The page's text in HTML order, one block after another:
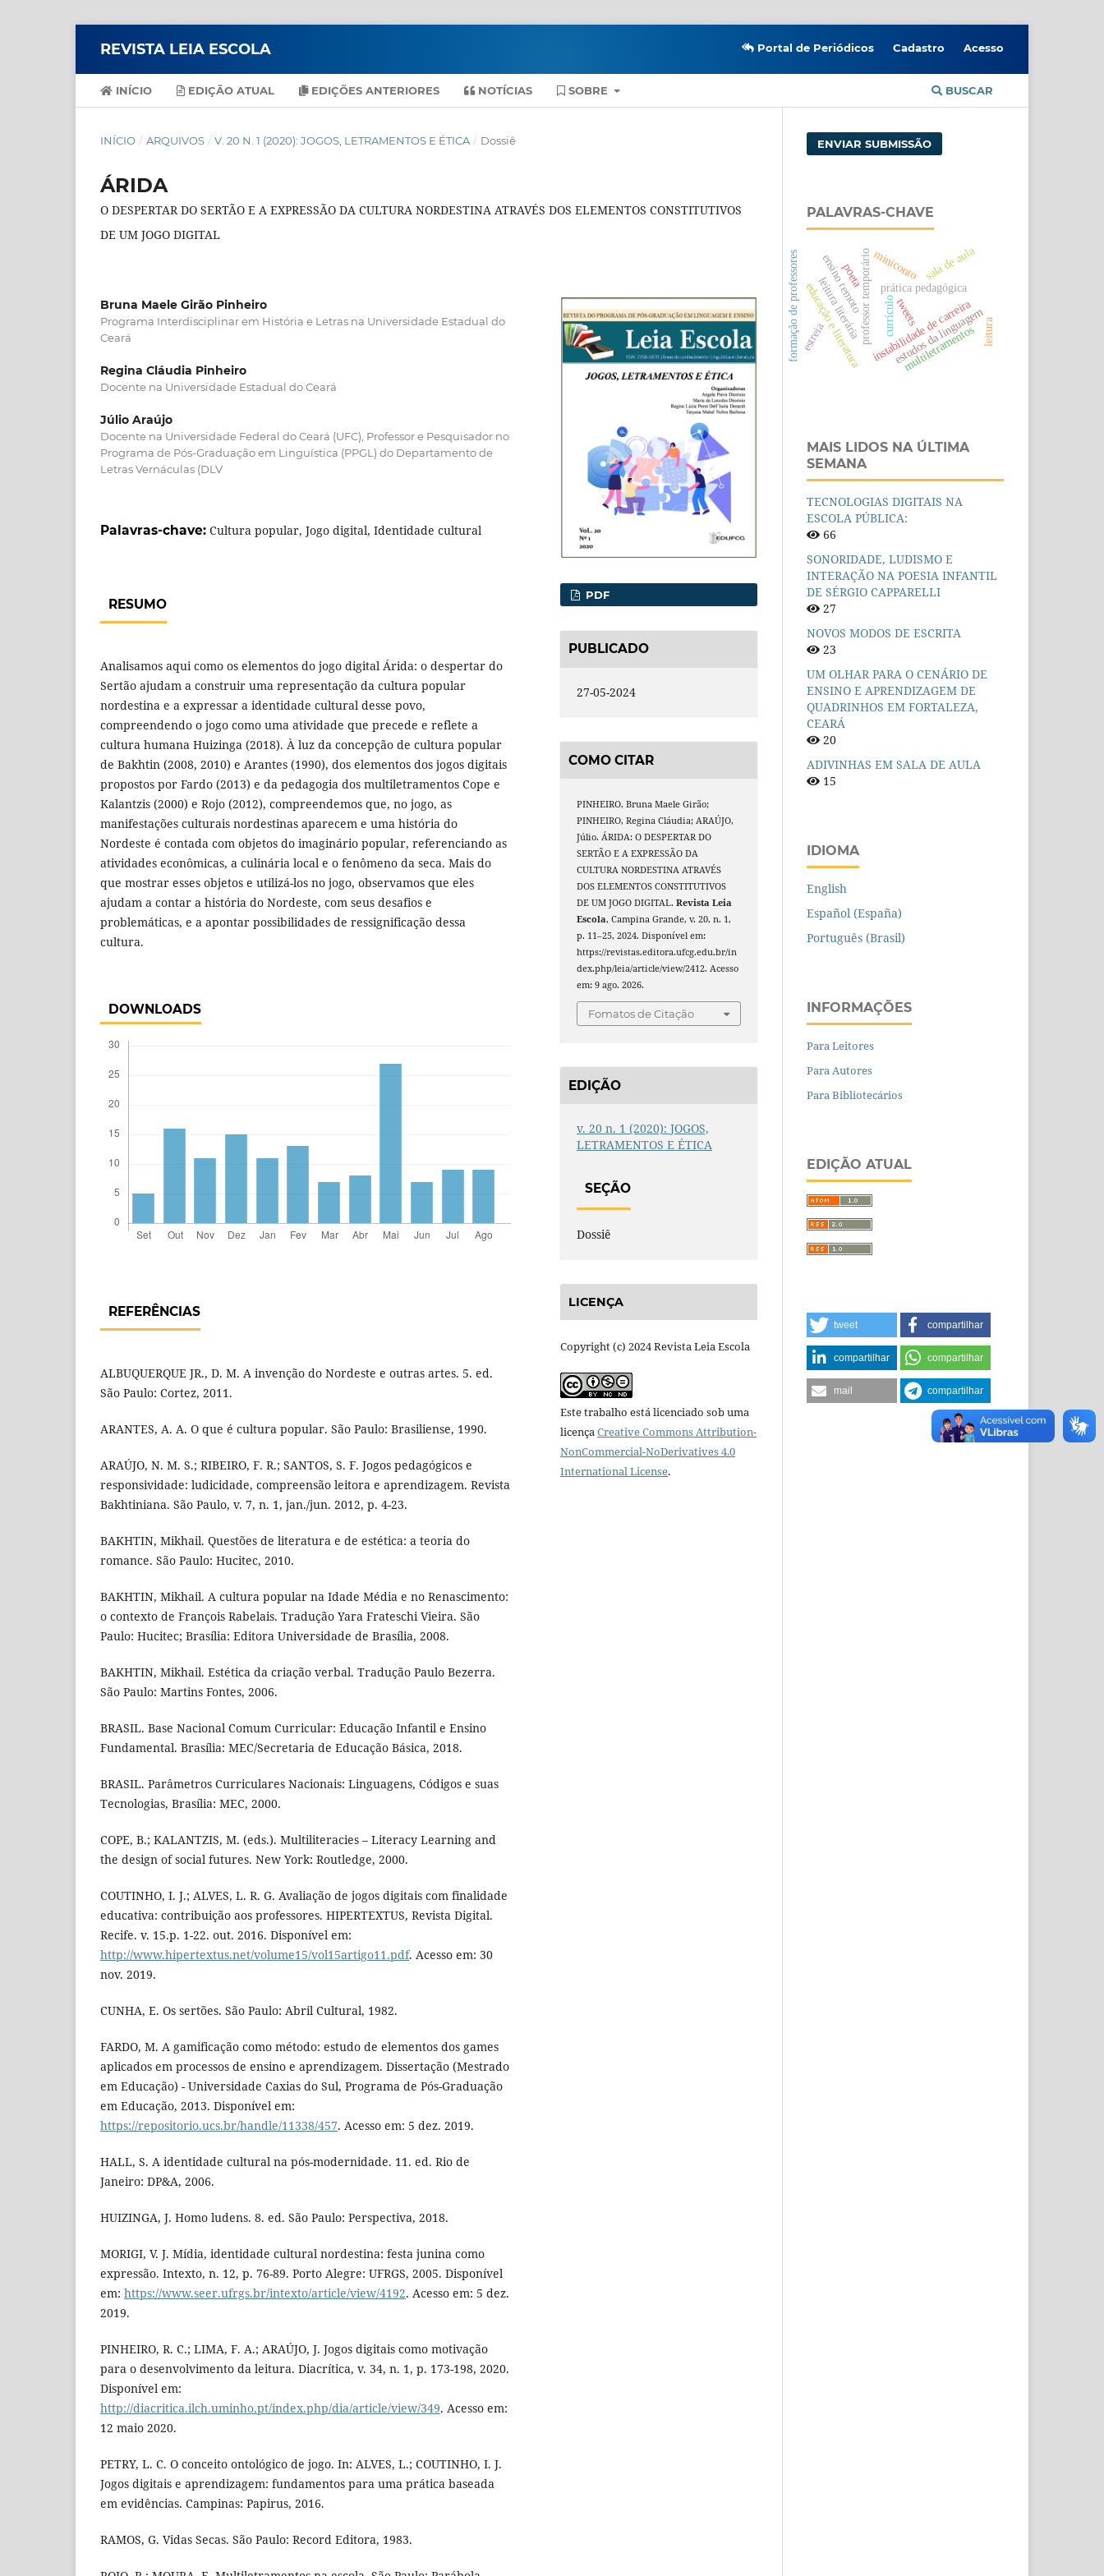
REVISTA LEIA ESCOLA
INÍCIO EDIÇÃO ATUAL EDIÇÕES ANTERIORES NOTÍCIAS SOBRE BUSCAR
Portal de Periódicos Cadastro Acesso
INÍCIO / ARQUIVOS / V. 20 N. 1 (2020): JOGOS, LETRAMENTOS E ÉTICA / Dossiê
ÁRIDA
O DESPERTAR DO SERTÃO E A EXPRESSÃO DA CULTURA NORDESTINA ATRAVÉS DOS ELEMENTOS CONSTITUTIVOS
DE UM JOGO DIGITAL
Bruna Maele Girão Pinheiro
Programa Interdisciplinar em História e Letras na Universidade Estadual do
Ceará
Regina Cláudia Pinheiro
Docente na Universidade Estadual do Ceará
Júlio Araújo
Docente na Universidade Federal do Ceará (UFC), Professor e Pesquisador no
Programa de Pós-Graduação em Linguística (PPGL) do Departamento de
Letras Vernáculas (DLV
Palavras-chave: Cultura popular, Jogo digital, Identidade cultural
RESUMO
Analisamos aqui como os elementos do jogo digital Árida: o despertar do
Sertão ajudam a construir uma representação da cultura popular
nordestina e a expressar a identidade cultural desse povo,
compreendendo o jogo como uma atividade que precede e reflete a
cultura humana Huizinga (2018). À luz da concepção de cultura popular
de Bakhtin (2008, 2010) e Arantes (1990), dos elementos dos jogos digitais
propostos por Fardo (2013) e da pedagogia dos multiletramentos Cope e
Kalantzis (2000) e Rojo (2012), compreendemos que, no jogo, as
manifestações culturais nordestinas aparecem e uma história do
Nordeste é contada com objetos do imaginário popular, referenciando as
atividades econômicas, a culinária local e o fenômeno da seca. Mais do
que mostrar esses objetos e utilizá-los no jogo, observamos que eles
ajudam a contar a história do Nordeste, com seus desafios e
problemáticas, e a apontar possibilidades de ressignificação dessa
cultura.
DOWNLOADS
REFERÊNCIAS
ALBUQUERQUE JR., D. M. A invenção do Nordeste e outras artes. 5. ed.
São Paulo: Cortez, 2011.
ARANTES, A. A. O que é cultura popular. São Paulo: Brasiliense, 1990.
ARAÚJO, N. M. S.; RIBEIRO, F. R.; SANTOS, S. F. Jogos pedagógicos e
responsividade: ludicidade, compreensão leitora e aprendizagem. Revista
Bakhtiniana. São Paulo, v. 7, n. 1, jan./jun. 2012, p. 4-23.
BAKHTIN, Mikhail. Questões de literatura e de estética: a teoria do
romance. São Paulo: Hucitec, 2010.
BAKHTIN, Mikhail. A cultura popular na Idade Média e no Renascimento:
o contexto de François Rabelais. Tradução Yara Frateschi Vieira. São
Paulo: Hucitec; Brasília: Editora Universidade de Brasília, 2008.
BAKHTIN, Mikhail. Estética da criação verbal. Tradução Paulo Bezerra.
São Paulo: Martins Fontes, 2006.
BRASIL. Base Nacional Comum Curricular: Educação Infantil e Ensino
Fundamental. Brasília: MEC/Secretaria de Educação Básica, 2018.
BRASIL. Parâmetros Curriculares Nacionais: Linguagens, Códigos e suas
Tecnologias, Brasília: MEC, 2000.
COPE, B.; KALANTZIS, M. (eds.). Multiliteracies – Literacy Learning and
the design of social futures. New York: Routledge, 2000.
COUTINHO, I. J.; ALVES, L. R. G. Avaliação de jogos digitais com finalidade
educativa: contribuição aos professores. HIPERTEXTUS, Revista Digital.
Recife. v. 15.p. 1-22. out. 2016. Disponível em:
http://www.hipertextus.net/volume15/vol15artigo11.pdf. Acesso em: 30
nov. 2019.
CUNHA, E. Os sertões. São Paulo: Abril Cultural, 1982.
FARDO, M. A gamificação como método: estudo de elementos dos games
aplicados em processos de ensino e aprendizagem. Dissertação (Mestrado
em Educação) - Universidade Caxias do Sul, Programa de Pós-Graduação
em Educação, 2013. Disponível em:
https://repositorio.ucs.br/handle/11338/457. Acesso em: 5 dez. 2019.
HALL, S. A identidade cultural na pós-modernidade. 11. ed. Rio de
Janeiro: DP&A, 2006.
HUIZINGA, J. Homo ludens. 8. ed. São Paulo: Perspectiva, 2018.
MORIGI, V. J. Mídia, identidade cultural nordestina: festa junina como
expressão. Intexto, n. 12, p. 76-89. Porto Alegre: UFRGS, 2005. Disponível
em: https://www.seer.ufrgs.br/intexto/article/view/4192. Acesso em: 5 dez.
2019.
PINHEIRO, R. C.; LIMA, F. A.; ARAÚJO, J. Jogos digitais como motivação
para o desenvolvimento da leitura. Diacrítica, v. 34, n. 1, p. 173-198, 2020.
Disponível em:
http://diacritica.ilch.uminho.pt/index.php/dia/article/view/349. Acesso em:
12 maio 2020.
PETRY, L. C. O conceito ontológico de jogo. In: ALVES, L.; COUTINHO, I. J.
Jogos digitais e aprendizagem: fundamentos para uma prática baseada
em evidências. Campinas: Papirus, 2016.
RAMOS, G. Vidas Secas. São Paulo: Record Editora, 1983.
PDF
PUBLICADO
27-05-2024
COMO CITAR
PINHEIRO, Bruna Maele Girão;
PINHEIRO, Regina Cláudia; ARAÚJO,
Júlio. ÁRIDA: O DESPERTAR DO
SERTÃO E A EXPRESSÃO DA
CULTURA NORDESTINA ATRAVÉS
DOS ELEMENTOS CONSTITUTIVOS
DE UM JOGO DIGITAL.Revista Leia
Escola, Campina Grande, v. 20, n. 1,
p. 11–25, 2024. Disponível em:
https://revistas.editora.ufcg.edu.br/in
dex.php/leia/article/view/2412. Acesso
em: 9 ago. 2026.
Fomatos de Citação
EDIÇÃO
v. 20 n. 1 (2020): JOGOS,
LETRAMENTOS E ÉTICA
SEÇÃO
Dossiê
LICENÇA
Copyright (c) 2024 Revista Leia Escola
Este trabalho está licenciado sob uma
licençaCreative Commons Attribution-
NonCommercial-NoDerivatives 4.0
International License.
ENVIAR SUBMISSÃO
PALAVRAS-CHAVE
professor temporário prática pedagógica
instabilidade de carreira
ensino remoto
currículoestudos da linguagem
multiletramentos
tweets
miniconto
leitura literária
educação e literatura
sala de aula
formação de professores estreia
poeta
leitura
MAIS LIDOS NA ÚLTIMA
SEMANA
TECNOLOGIAS DIGITAIS NA
ESCOLA PÚBLICA:
66
SONORIDADE, LUDISMO E
INTERAÇÃO NA POESIA INFANTIL
DE SÉRGIO CAPPARELLI
27
NOVOS MODOS DE ESCRITA
23
UM OLHAR PARA O CENÁRIO DE
ENSINO E APRENDIZAGEM DE
QUADRINHOS EM FORTALEZA,
CEARÁ
20
ADIVINHAS EM SALA DE AULA
15
IDIOMA
English
Español (España)
Português (Brasil)
INFORMAÇÕES
Para Leitores
Para Autores
Para Bibliotecários
EDIÇÃO ATUAL
tweet compartilhar
compartilhar compartilhar
mail compartilhar